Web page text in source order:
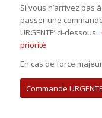
Si vous n’arrivez pas
passer une
URGENTE’ ci-dessous.
priorité.
En cas de force
Commande URGENTE